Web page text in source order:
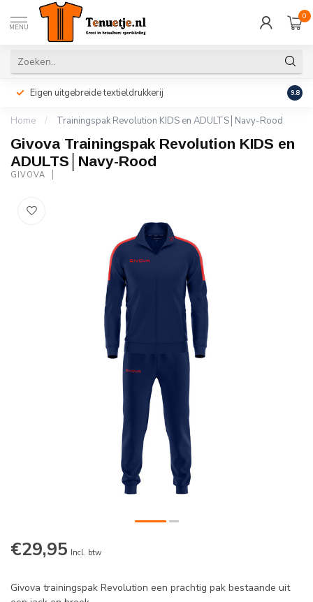
MENU
0
Eigen uitgebreide textieldrukkerij 9.8
Home / Trainingspak Revolution KIDS en ADULTS│Navy-Rood
Givova Trainingspak Revolution KIDS en
ADULTS│Navy-Rood
GIVOVA
€29,95 Incl. btw
Givova trainingspak Revolution een prachtig pak bestaande uit